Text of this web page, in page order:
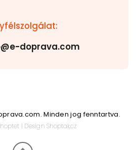
doprava.com
. Minden jog fenntartva.
| DesignShoptak.cz